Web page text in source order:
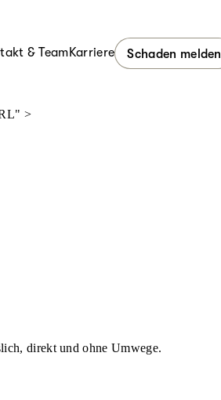
& TeamKarriere Schaden melden
>
direkt und ohne Umwege.